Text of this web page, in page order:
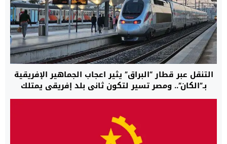
التنقل عبر قطار “البراق” يثير اعجاب الجماهير الإفريقية
بـ”الكان”.. ومصر تسير لتكون ثاني بلد إفريقي يمتلك
قطارا فائق السرعة